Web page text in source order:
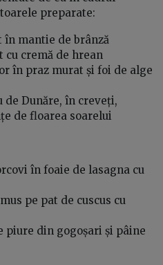
preparate:
în mantie de brânză
cu cremă de hrean
în praz murat și foi de alge
de Dunăre, în creveți,
de floarea soarelui
în foaie de lasagna cu
pe pat de cuscus cu
piure din gogoșari și pâine